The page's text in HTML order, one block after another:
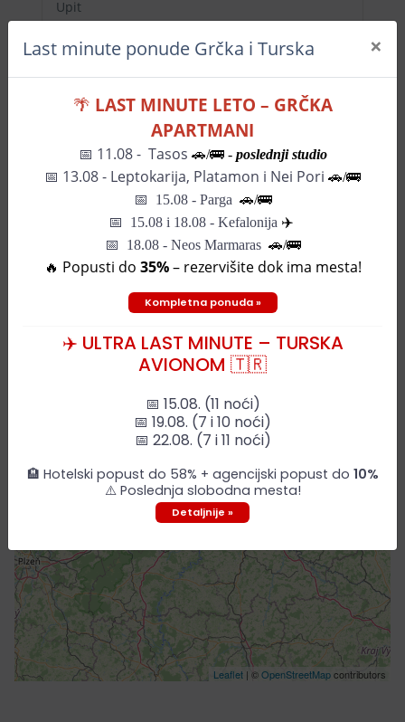
Upit
Mapa grada
Leaflet | ©OpenStreetMapcontributors
Last minute ponude Grčka i Turska ×
🌴 LAST MINUTE LETO – GRČKA
APARTMANI
📅 11.08 - Tasos 🚗/🚌 - poslednji studio
📅 13.08 - Leptokarija, Platamon i Nei Pori 🚗/🚌
📅 15.08 - Parga 🚗/🚌
📅 15.08 i 18.08 - Kefalonija ✈️
📅 18.08 - Neos Marmaras 🚗/🚌
🔥 Popusti do 35%– rezervišite dok ima mesta!
Kompletna ponuda »
✈️ ULTRA LAST MINUTE – TURSKA
AVIONOM 🇹🇷
📅 15.08. (11 noći)
📅 19.08. (7 i 10 noći)
📅 22.08. (7 i 11 noći)
🏨 Hotelski popust do 58% + agencijski popust do 10%
⚠️ Poslednja slobodna mesta!
Detaljnije »